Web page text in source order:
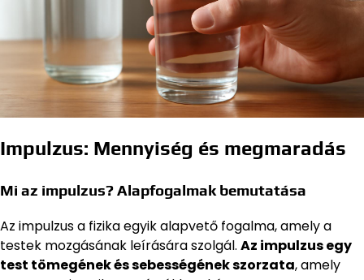
Impulzus: Mennyiség és megmaradás
Mi az impulzus? Alapfogalmak bemutatása
Az impulzus a fizika egyik alapvető fogalma, amely a
testek mozgásának leírására szolgál. Az impulzus egy
test tömegének és sebességének szorzata, amely